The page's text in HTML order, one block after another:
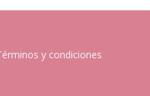
y condiciones